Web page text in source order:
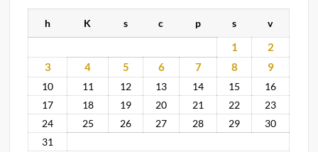
h K s c p s v
1
2
3
4 5 6 7 8 9
10 11 12 13 14 15
16
17
18 19 20 21 22
23
24
25 26 27 28 29
30
31